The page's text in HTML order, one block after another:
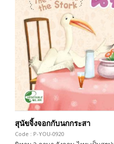
สุนัขจิ้งจอกกับนกกระสา
Code : P-YOU-0920